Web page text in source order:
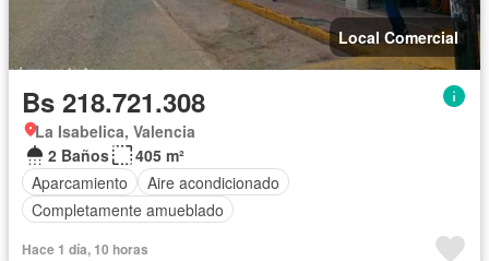
Local Comercial
Bs 218.721.308
La Isabelica, Valencia
2 Baños
405 m²
Aparcamiento
Aire acondicionado
Completamente amueblado
Hace 1 día, 10 horas